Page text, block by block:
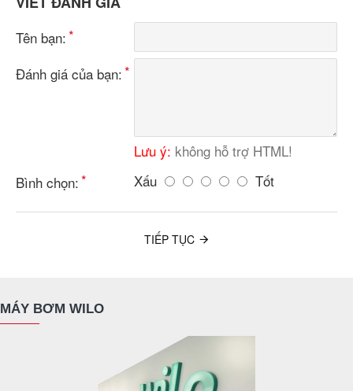
Tên bạn:
Đánh giá của bạn:
Lưu ý: không hỗ trợ HTML!
Bình chọn:
Xấu Tốt
TIẾP TỤC
MÁY BƠM WILO